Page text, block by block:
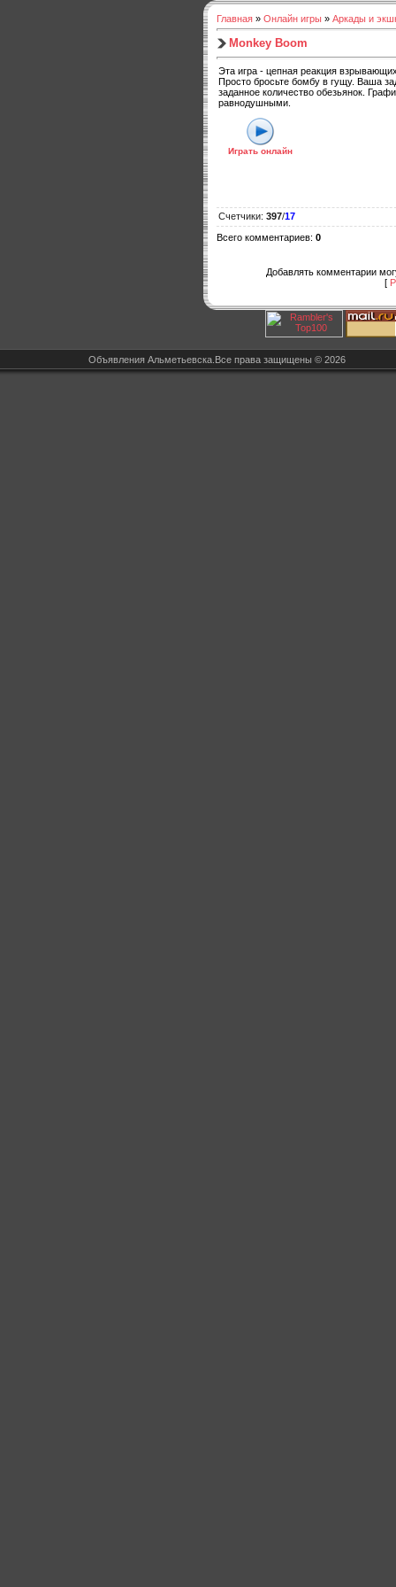
Главная » Онлайн игры » Аркады и
Monkey Boom
Эта игра - цепная реакция
Просто бросьте бомбу в гущу. Ваша
заданное количество обезьянок.
равнодушными.
Играть онлайн
Счетчики: 397/17
Всего комментариев: 0
Добавлять комментарии
[
Объявления Альметьевска.Все права защищены © 2026